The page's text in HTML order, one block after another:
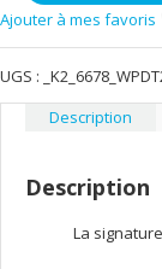
Ajouter à mes favoris
UGS :
Description
Description
La